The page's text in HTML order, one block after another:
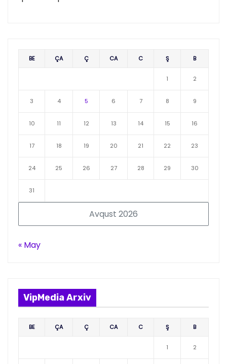
Avqust 2026
BE ÇA Ç CA C Ş B
1 2
3 4 5 6 7 8 9
10 11 12 13 14 15 16
17 18 19 20 21 22 23
24 25 26 27 28 29 30
31
« May
VipMedia Arxiv
BE ÇA Ç CA C Ş B
1 2